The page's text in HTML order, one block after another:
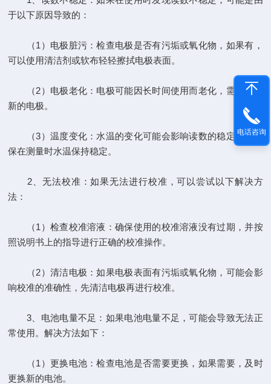
于以下原因导致的：
（1）电极脏污：检查电极是否有污垢或氧化物，如果有，
可以使用清洁剂或软布轻轻擦拭电极表面。
（2）电极老化：电极可能因长时间使用而老化，需要更换
新的电极。
（3）温度变化：水温的变化可能会影响读数的稳定性，确
保在测量时水温保持稳定。
2、无法校准：如果无法进行校准，可以尝试以下解决方
法：
（1）检查校准溶液：确保使用的校准溶液没有过期，并按
照说明书上的指导进行正确的校准操作。
（2）清洁电极：如果电极表面有污垢或氧化物，可能会影
响校准的准确性，先清洁电极再进行校准。
3、电池电量不足：如果电池电量不足，可能会导致无法正
常使用。解决方法如下：
（1）更换电池：检查电池是否需要更换，如果需要，及时
更换新的电池。
电话咨询